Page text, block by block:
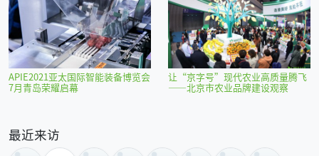
APIE2021亚太国际智能装备博览会
7月青岛荣耀启幕
让“京字号”现代农业高质量腾飞
——北京市农业品牌建设观察
最近来访